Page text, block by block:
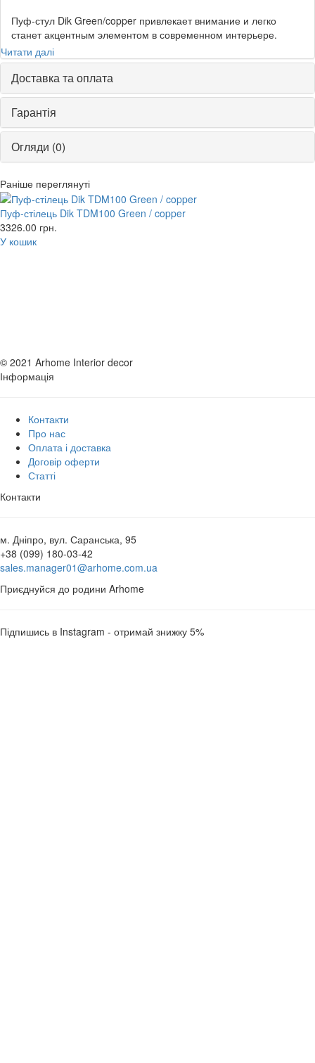
Пуф-стул Dik Green/copper привлекает внимание и легко
станет акцентным элементом в современном интерьере.
Оригинальная модель выполнена в форме куба. Композицию
дополняют ножки в медном оттенке. Пуф универсален, его
легко интегрировать как в авангардный, так и в классический
интерьер.
Стул подходит для меблировки всех комнат в доме от спальни
до прихожей. Эта модель выдерживает вес до 120 кг.
Dik — пуф, который привнесёт в интерьер современное
*Фактический цвет мебели может отличаться от фото, в
зависимости от настроек монитора
Читати далі
Доставка та оплата
Гарантія
Огляди (0)
Раніше переглянуті
Пуф-стілець Dik TDM100 Green / copper
3326.00 грн.
У кошик
© 2021 Arhome Interior decor
Інформація
Контакти
Про нас
Оплата і доставка
Договір оферти
Статті
Контакти
м. Дніпро, вул. Саранська, 95
+38 (099) 180-03-42
sales.manager01@arhome.com.ua
Приєднуйся до родини Arhome
Підпишись в Instagram - отримай знижку 5%